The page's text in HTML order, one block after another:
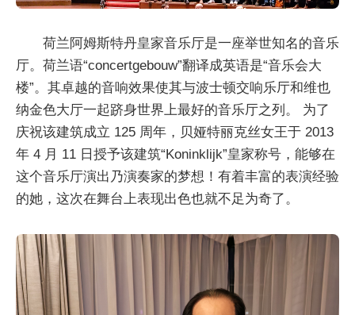
荷兰阿姆斯特丹皇家音乐厅是一座举世知名的音乐
厅。荷兰语“concertgebouw”翻译成英语是“音乐会大
楼”。其卓越的音响效果使其与波士顿交响乐厅和维也
纳金色大厅一起跻身世界上最好的音乐厅之列。 为了
庆祝该建筑成立 125 周年，贝娅特丽克丝女王于 2013
年 4 月 11 日授予该建筑“Koninklijk”皇家称号，能够在
这个音乐厅演出乃演奏家的梦想！有着丰富的表演经验
的她，这次在舞台上表现出色也就不足为奇了。